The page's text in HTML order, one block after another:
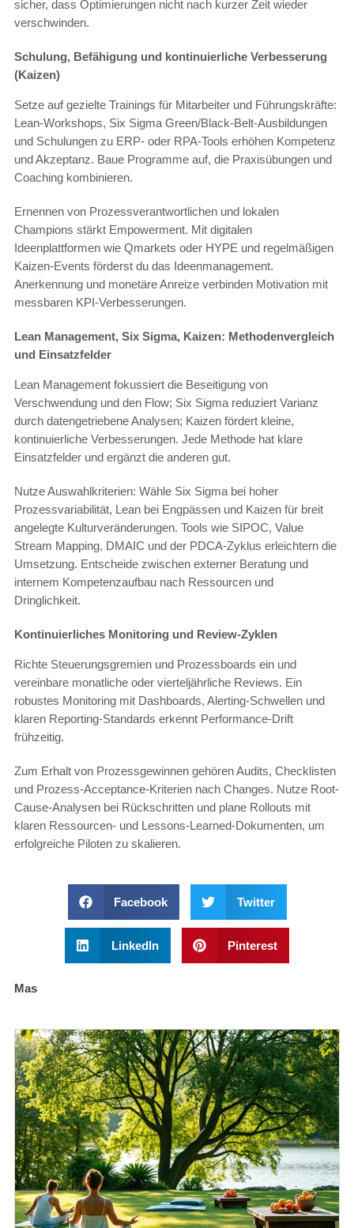
sicher, dass Optimierungen nicht nach kurzer Zeit wieder
verschwinden.
Schulung, Befähigung und kontinuierliche Verbesserung
(Kaizen)
Setze auf gezielte Trainings für Mitarbeiter und Führungskräfte:
Lean-Workshops, Six Sigma Green/Black-Belt-Ausbildungen
und Schulungen zu ERP- oder RPA-Tools erhöhen Kompetenz
und Akzeptanz. Baue Programme auf, die Praxisübungen und
Coaching kombinieren.
Ernennen von Prozessverantwortlichen und lokalen
Champions stärkt Empowerment. Mit digitalen
Ideenplattformen wie Qmarkets oder HYPE und regelmäßigen
Kaizen-Events förderst du das Ideenmanagement.
Anerkennung und monetäre Anreize verbinden Motivation mit
messbaren KPI-Verbesserungen.
Lean Management, Six Sigma, Kaizen: Methodenvergleich
und Einsatzfelder
Lean Management fokussiert die Beseitigung von
Verschwendung und den Flow; Six Sigma reduziert Varianz
durch datengetriebene Analysen; Kaizen fördert kleine,
kontinuierliche Verbesserungen. Jede Methode hat klare
Einsatzfelder und ergänzt die anderen gut.
Nutze Auswahlkriterien: Wähle Six Sigma bei hoher
Prozessvariabilität, Lean bei Engpässen und Kaizen für breit
angelegte Kulturveränderungen. Tools wie SIPOC, Value
Stream Mapping, DMAIC und der PDCA-Zyklus erleichtern die
Umsetzung. Entscheide zwischen externer Beratung und
internem Kompetenzaufbau nach Ressourcen und
Dringlichkeit.
Kontinuierliches Monitoring und Review-Zyklen
Richte Steuerungsgremien und Prozessboards ein und
vereinbare monatliche oder vierteljährliche Reviews. Ein
robustes Monitoring mit Dashboards, Alerting-Schwellen und
klaren Reporting-Standards erkennt Performance-Drift
frühzeitig.
Zum Erhalt von Prozessgewinnen gehören Audits, Checklisten
und Prozess-Acceptance-Kriterien nach Changes. Nutze Root-
Cause-Analysen bei Rückschritten und plane Rollouts mit
klaren Ressourcen- und Lessons-Learned-Dokumenten, um
erfolgreiche Piloten zu skalieren.
Facebook Twitter
LinkedIn Pinterest
Mas